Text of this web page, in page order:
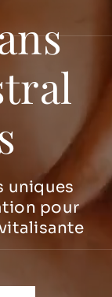
uniques
pour